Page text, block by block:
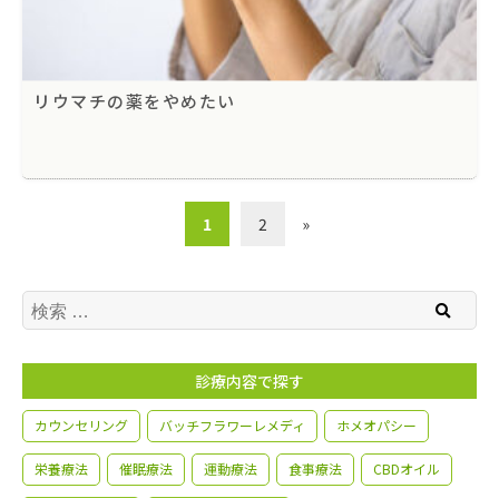
リウマチの薬をやめたい
1 2 »
検索
診療内容で探す
カウンセリング バッチフラワーレメディ ホメオパシー
栄養療法 催眠療法 運動療法 食事療法 CBDオイル